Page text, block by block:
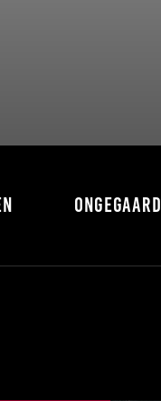
ONGEGAARD